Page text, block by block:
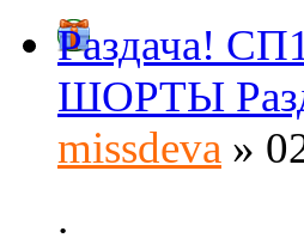
Раздача!
ШОРТЫ
missdeva »
.